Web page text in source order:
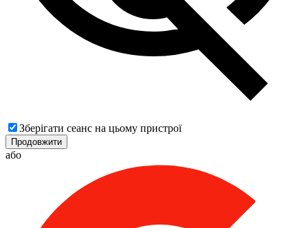
Зберігати сеанс на цьому пристрої
Продовжити
або